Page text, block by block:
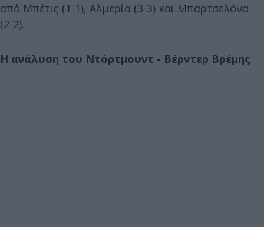
από Μπέτις (1-1), Αλμερία (3-3) και Μπαρτσελόνα
(2-2).
Η ανάλυση του Ντόρτμουντ - Βέρντερ Βρέμης